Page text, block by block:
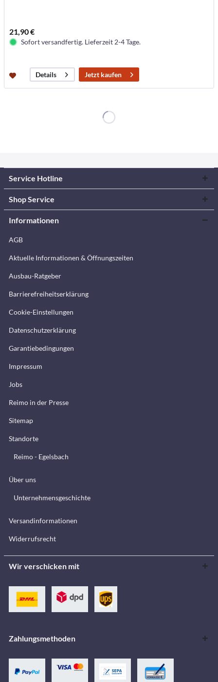
21,90 €
Sofort versandfertig. Lieferzeit 2-4 Tage.
Details Jetzt kaufen
Service Hotline
Shop Service
Informationen
AGB
Aktuelle Informationen & Öffnungszeiten
Ausbau-Ratgeber
Barrierefreiheitserklärung
Cookie-Einstellungen
Datenschutzerklärung
Garantiebedingungen
Impressum
Jobs
Reimo in der Presse
Sitemap
Standorte
Reimo - Egelsbach
Über uns
Unternehmensgeschichte
Versandinformationen
Widerrufsrecht
Wir verschicken mit
Zahlungsmethoden